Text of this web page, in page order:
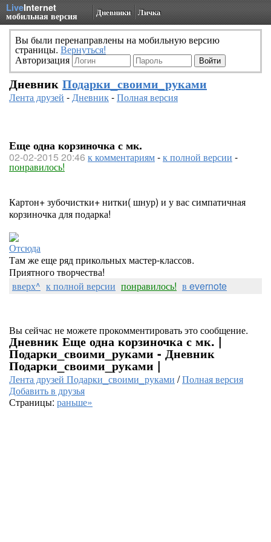
LiveInternet
мобильная версия Дневники Личка
Вы были перенаправлены на мобильную версию
страницы. Вернуться!
Авторизация
Дневник Подарки_своими_руками
Лента друзей -Дневник-Полная версия
Еще одна корзиночка с мк.
02-02-2015 20:46 к комментариям-к полной версии -
понравилось!
Картон+ зубочистки+ нитки( шнур) и у вас симпатичная
корзиночка для подарка!
Отсюда
Там же еще ряд прикольных мастер-классов.
Приятного творчества!
вверх^ к полной версии понравилось! в evernote
Вы сейчас не можете прокомментировать это сообщение.
Дневник Еще одна корзиночка с мк. |
Подарки_своими_руками - Дневник
Подарки_своими_руками |
Лента друзей Подарки_своими_руками /Полная версия
Добавить в друзья
Страницы: раньше»